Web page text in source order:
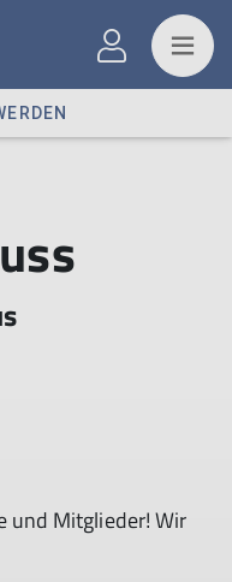
und Mitglieder! Wir